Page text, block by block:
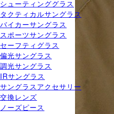
シューティンググラス
タクティカルサングラス
バイカーサングラス
スポーツサングラス
セーフティグラス
偏光サングラス
調光サングラス
IRサングラス
サングラスアクセサリー
交換レンズ
ノーズピース